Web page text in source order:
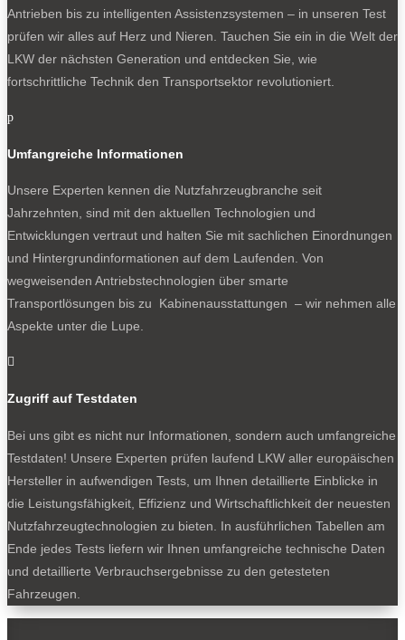
Antrieben bis zu intelligenten Assistenzsystemen – in unseren Test
prüfen wir alles auf Herz und Nieren. Tauchen Sie ein in die Welt der
LKW der nächsten Generation und entdecken Sie, wie
fortschrittliche Technik den Transportsektor revolutioniert.
p
Umfangreiche Informationen
Unsere Experten kennen die Nutzfahrzeugbranche seit
Jahrzehnten, sind mit den aktuellen Technologien und
Entwicklungen vertraut und halten Sie mit sachlichen Einordnungen
und Hintergrundinformationen auf dem Laufenden. Von
wegweisenden Antriebstechnologien über smarte
Transportlösungen bis zu Kabinenausstattungen – wir nehmen alle
Aspekte unter die Lupe.

Zugriff auf Testdaten
Bei uns gibt es nicht nur Informationen, sondern auch umfangreiche
Testdaten! Unsere Experten prüfen laufend LKW aller europäischen
Hersteller in aufwendigen Tests, um Ihnen detaillierte Einblicke in
die Leistungsfähigkeit, Effizienz und Wirtschaftlichkeit der neuesten
Nutzfahrzeugtechnologien zu bieten. In ausführlichen Tabellen am
Ende jedes Tests liefern wir Ihnen umfangreiche technische Daten
und detaillierte Verbrauchsergebnisse zu den getesteten
Fahrzeugen.